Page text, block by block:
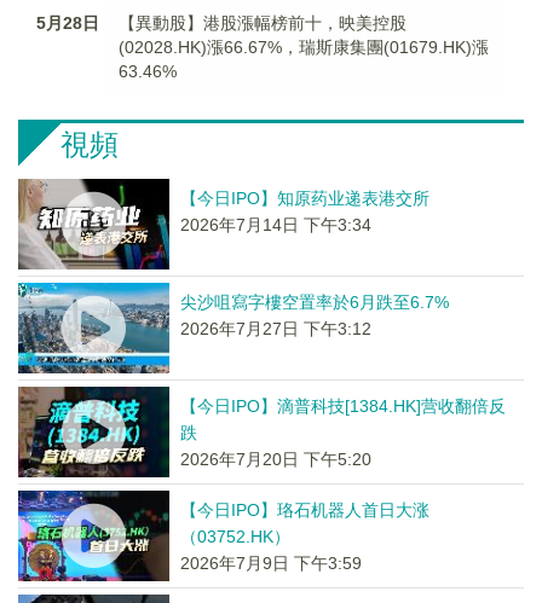
5月28日
【異動股】港股漲幅榜前十，映美控股
(02028.HK)漲66.67%，瑞斯康集團(01679.HK)漲
63.46%
視頻
【今日IPO】知原药业递表港交所
2026年7月14日 下午3:34
尖沙咀寫字樓空置率於6月跌至6.7%
2026年7月27日 下午3:12
【今日IPO】滴普科技[1384.HK]营收翻倍反
跌
2026年7月20日 下午5:20
【今日IPO】珞石机器人首日大涨
（03752.HK）
2026年7月9日 下午3:59